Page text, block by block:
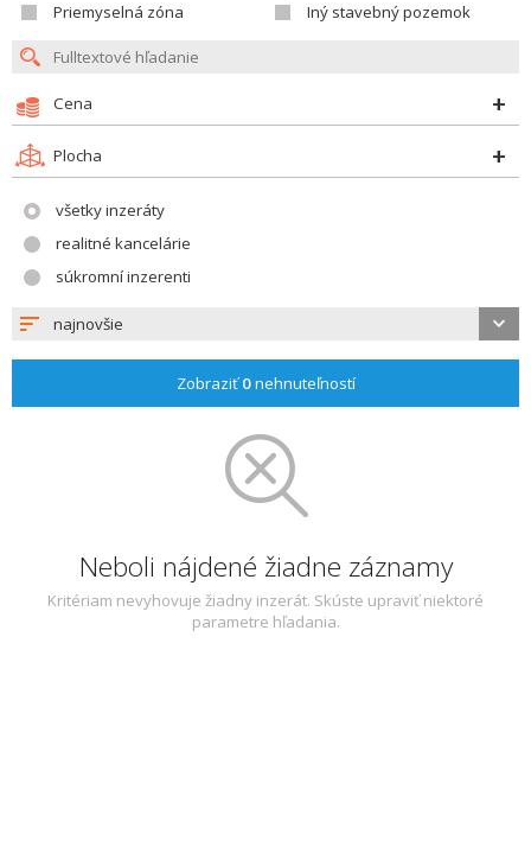
Priemyselná zóna
Iný stavebný pozemok
Cena
Plocha
všetky inzeráty
realitné kancelárie
súkromní inzerenti
najnovšie
Zobraziť0nehnuteľností
Neboli nájdené žiadne záznamy
Kritériam nevyhovuje žiadny inzerát. Skúste upraviť niektoré
parametre hľadania.